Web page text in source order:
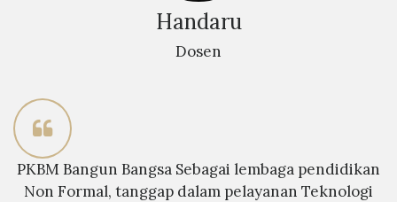
Handaru
Dosen
PKBM Bangun Bangsa Sebagai lembaga pendidikan
Non Formal, tanggap dalam pelayanan Teknologi